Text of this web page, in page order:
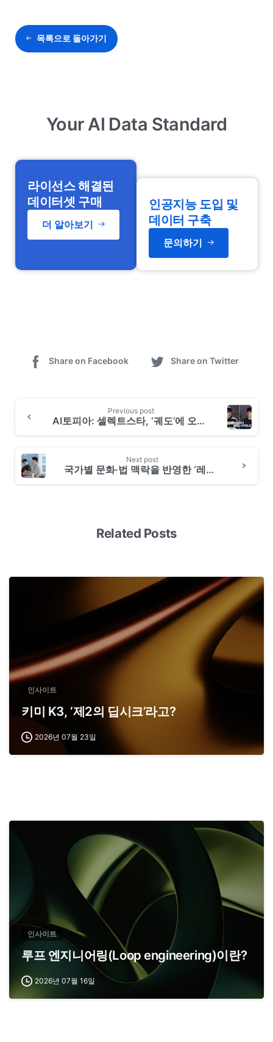
목록으로 돌아가기
Your AI Data Standard
라이선스 해결된
데이터셋 구매
더 알아보기
인공지능 도입 및
데이터 구축
문의하기
Share on Facebook Share on Twitter
Previous post
AI토피아: 셀렉트스타, ‘궤도’에 오르다 [2편]
Next post
국가별 문화·법 맥락을 반영한 ‘레드티밍 벤치마크’를 자동 생성하는 방법
Related Posts
인사이트
키미 K3, ‘제2의 딥시크’라고?
2026년 07월 23일
인사이트
루프 엔지니어링(Loop engineering)이란?
2026년 07월 16일